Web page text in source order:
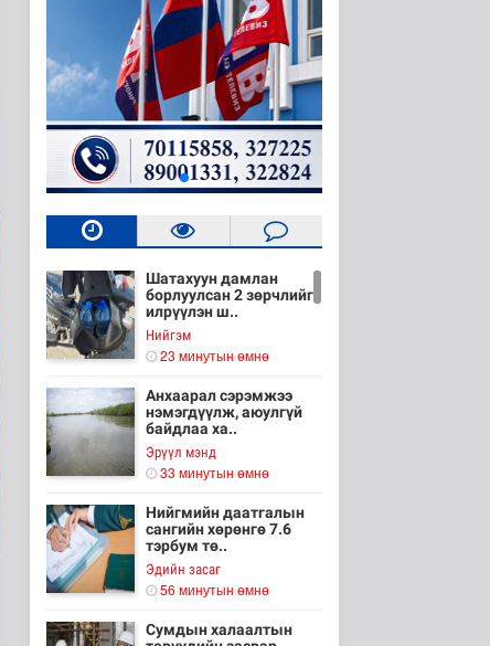
Шатахуун дамлан
борлуулсан 2 зөрчлийг
илрүүлэн ш..
Нийгэм
23 минутын өмнө
Анхаарал сэрэмжээ
нэмэгдүүлж, аюулгүй
байдлаа ха..
Эрүүл мэнд
33 минутын өмнө
Нийгмийн даатгалын
сангийн хөрөнгө 7.6
тэрбум тө..
Эдийн засаг
56 минутын өмнө
Сумдын халаалтын